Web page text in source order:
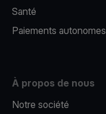
Santé
Paiements autonomes
À propos de nous
Notre société